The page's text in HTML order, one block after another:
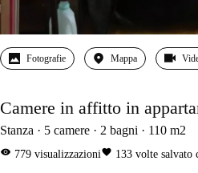
Fotografie Mappa
Camere in affitto in
Stanza 5 camere 2 bagni 110 m2
visibility 779 visualizzazionifavorite 133 volte salvato